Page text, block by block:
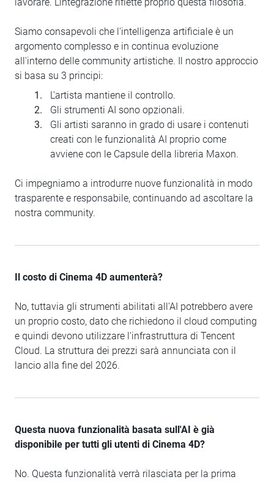
Siamo consapevoli che l'intelligenza artificiale è un
argomento complesso e in continua evoluzione
all'interno delle community artistiche. Il nostro approccio
si basa su 3 principi:
L'artista mantiene il controllo.
Gli strumenti AI sono opzionali.
Gli artisti saranno in grado di usare i contenuti
creati con le funzionalità AI proprio come
avviene con le Capsule della libreria Maxon.
Ci impegniamo a introdurre nuove funzionalità in modo
trasparente e responsabile, continuando ad ascoltare la
nostra community.
Il costo di Cinema 4D aumenterà?
No, tuttavia gli strumenti abilitati all'AI potrebbero avere
un proprio costo, dato che richiedono il cloud computing
e quindi devono utilizzare l'infrastruttura di Tencent
Cloud. La struttura dei prezzi sarà annunciata con il
lancio alla fine del 2026.
Questa nuova funzionalità basata sull'AI è già
disponibile per tutti gli utenti di Cinema 4D?
No. Questa funzionalità verrà rilasciata per la prima